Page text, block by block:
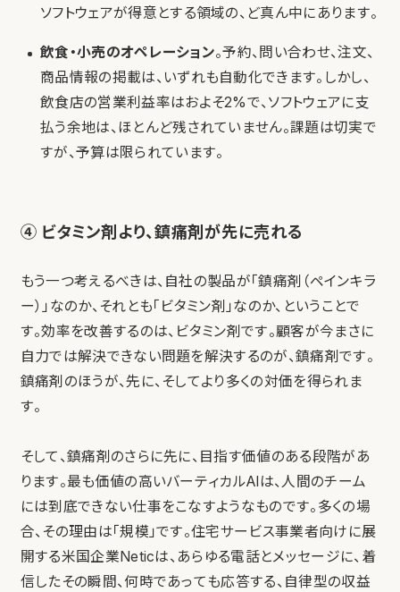
ソフトウェアが得意とする領域の、ど真ん中にあります。
飲食・小売のオペレーション。予約、問い合わせ、注文、
商品情報の掲載は、いずれも自動化できます。しかし、
飲食店の営業利益率はおよそ2%で、ソフトウェアに支
払う余地は、ほとんど残されていません。課題は切実で
すが、予算は限られています。
④ ビタミン剤より、鎮痛剤が先に売れる
もう一つ考えるべきは、自社の製品が「鎮痛剤（ペインキラ
ー）」なのか、それとも「ビタミン剤」なのか、ということで
す。効率を改善するのは、ビタミン剤です。顧客が今まさに
自力では解決できない問題を解決するのが、鎮痛剤です。
鎮痛剤のほうが、先に、そしてより多くの対価を得られま
す。
そして、鎮痛剤のさらに先に、目指す価値のある段階があ
ります。最も価値の高いバーティカルAIは、人間のチーム
には到底できない仕事をこなすようなものです。多くの場
合、その理由は「規模」です。住宅サービス事業者向けに展
開する米国企業Neticは、あらゆる電話とメッセージに、着
信したその瞬間、何時であっても応答する、自律型の収益